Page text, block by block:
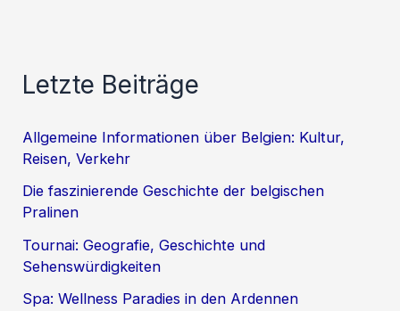
Letzte Beiträge
Allgemeine Informationen über Belgien: Kultur,
Reisen, Verkehr
Die faszinierende Geschichte der belgischen
Pralinen
Tournai: Geografie, Geschichte und
Sehenswürdigkeiten
Spa: Wellness Paradies in den Ardennen